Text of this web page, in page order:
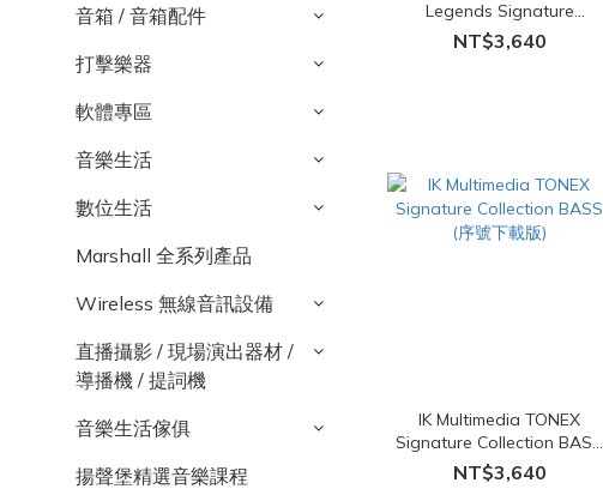
音箱 / 音箱配件
打擊樂器
軟體專區
音樂生活
數位生活
Marshall 全系列產品
Wireless 無線音訊設備
直播攝影 / 現場演出器材 /
導播機 / 提詞機
音樂生活傢俱
揚聲堡精選音樂課程
Legends Signature
Collection 虛擬音色軟體 (序
號下載版)
NT$3,640
IK Multimedia TONEX
Signature Collection BASS
(序號下載版)
NT$3,640